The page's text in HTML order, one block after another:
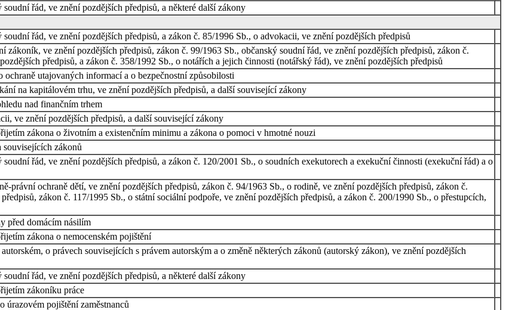
řád, ve znění pozdějších předpisů, a některé další zákony
řád, ve znění pozdějších předpisů, a zákon č. 85/1996 Sb., o advokacii, ve znění pozdějších předpisů
zákoník, ve znění pozdějších předpisů, zákon č. 99/1963 Sb., občanský soudní řád, ve znění pozdějších předpisů, zákon č.
předpisů, a zákon č. 358/1992 Sb., o notářích a jejich činnosti (notářský řád), ve znění pozdějších předpisů
utajovaných informací a o bezpečnostní způsobilosti
na kapitálovém trhu, ve znění pozdějších předpisů, a další související zákony
nad finančním trhem
ve znění pozdějších předpisů, a další související zákony
zákona o životním a existenčním minimu a zákona o pomoci v hmotné nouzi
souvisejících zákonů
řád, ve znění pozdějších předpisů, a zákon č. 120/2001 Sb., o soudních exekutorech a exekuční činnosti (exekuční řád) a o
právní ochraně dětí, ve znění pozdějších předpisů, zákon č. 94/1963 Sb., o rodině, ve znění pozdějších předpisů, zákon č.
zákon č. 117/1995 Sb., o státní sociální podpoře, ve znění pozdějších předpisů, a zákon č. 200/1990 Sb., o přestupcích,
před domácím násilím
zákona o nemocenském pojištění
o právech souvisejících s právem autorským a o změně některých zákonů (autorský zákon), ve znění pozdějších
řád, ve znění pozdějších předpisů, a některé další zákony
zákoníku práce
úrazovém pojištění zaměstnanců